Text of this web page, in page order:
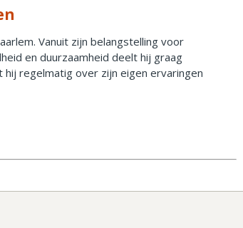
Vanuit zijn belangstelling voor
en duurzaamheid deelt hij graag
regelmatig over zijn eigen ervaringen